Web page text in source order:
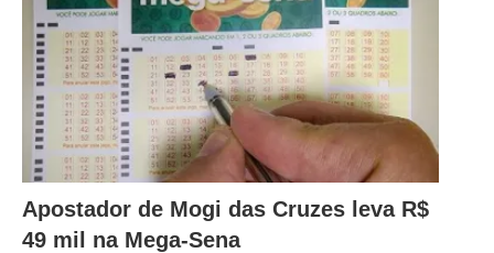
Apostador de Mogi das Cruzes leva R$
49 mil na Mega-Sena